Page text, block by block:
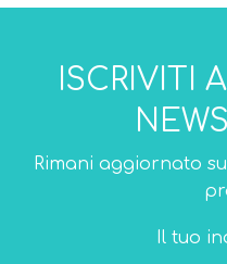
ISCRIVITI
Rimani aggiornato